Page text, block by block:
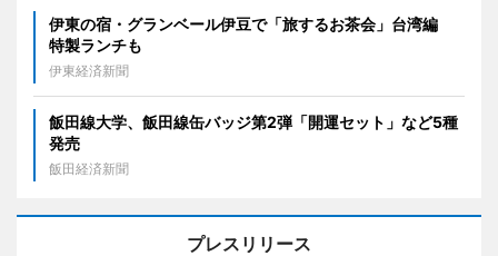
伊東の宿・グランベール伊豆で「旅するお茶会」台湾編
特製ランチも
伊東経済新聞
飯田線大学、飯田線缶バッジ第2弾「開運セット」など5種
発売
飯田経済新聞
プレスリリース